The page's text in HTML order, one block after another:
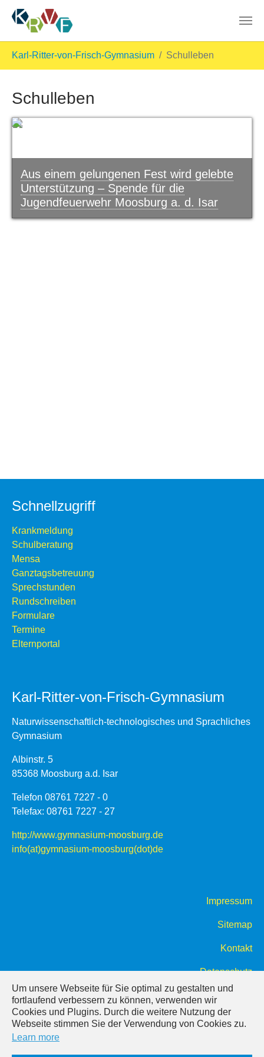
Um unsere Webseite für Sie optimal zu gestalten und
fortlaufend verbessern zu können, verwenden wir
Cookies und Plugins. Durch die weitere Nutzung der
Webseite stimmen Sie der Verwendung von Cookies zu.
Learn more
Karl-Ritter-von-Frisch-Gymnasium Schulleben
Schulleben
Aus einem gelungenen Fest wird gelebte
Unterstützung – Spende für die
Jugendfeuerwehr Moosburg a. d. Isar
Schnellzugriff
Krankmeldung
Schulberatung
Mensa
Ganztagsbetreuung
Sprechstunden
Rundschreiben
Formulare
Termine
Elternportal
Karl-Ritter-von-Frisch-Gymnasium
Naturwissenschaftlich-technologisches und Sprachliches
Gymnasium
Albinstr. 5
85368 Moosburg a.d. Isar
Telefon 08761 7227 - 0
Telefax: 08761 7227 - 27
http://www.gymnasium-moosburg.de
info(at)gymnasium-moosburg(dot)de
Impressum
Sitemap
Kontakt
Datenschutz